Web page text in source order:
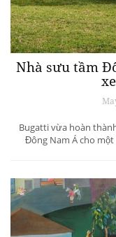
Nhà sưu tầm
Bugatti vừa hoàn
Đông Nam Á cho